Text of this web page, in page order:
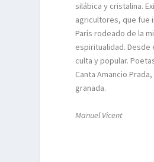
silábica y cristalina.
agricultores, que fue
París rodeado de la
espiritualidad. Desde
culta y popular.
Canta Amancio
granada.
Manuel Vicent